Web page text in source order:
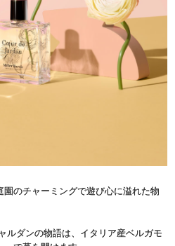
のチャーミングで遊び心に溢れた物
ルダンの物語は、イタリア産ベルガモ